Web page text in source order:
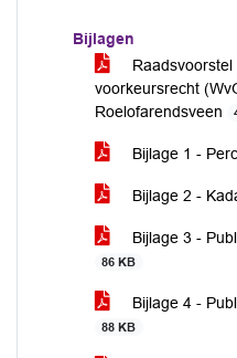
Bijlagen
voorkeursrecht
Roelofarendsveen
Bijlage 1 -
Bijlage 2 -
Bijlage 3 -
86 KB
Bijlage 4 -
88 KB